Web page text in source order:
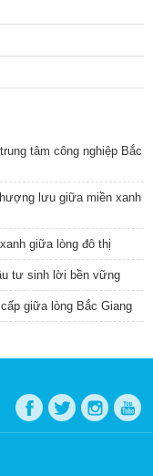
tâm công nghiệp Bắc
lưu giữa miền xanh
giữa lòng đô thị
tư sinh lời bền vững
giữa lòng Bắc Giang